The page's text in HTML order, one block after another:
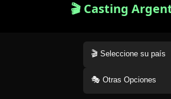
🎬 Casting